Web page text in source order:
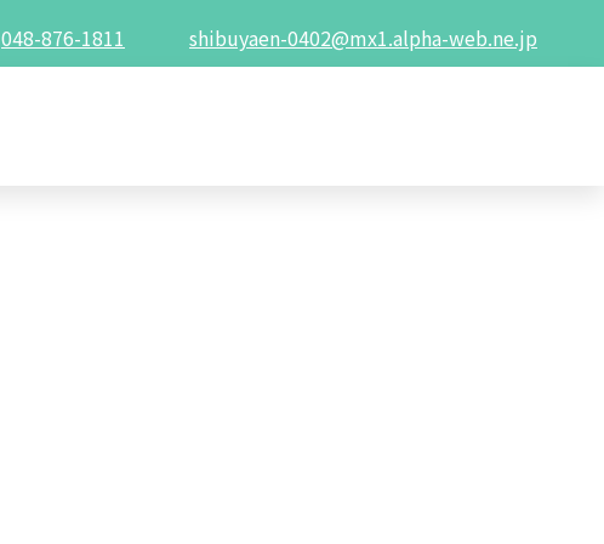
048-876-1811 shibuyaen-0402@mx1.alpha-web.ne.jp